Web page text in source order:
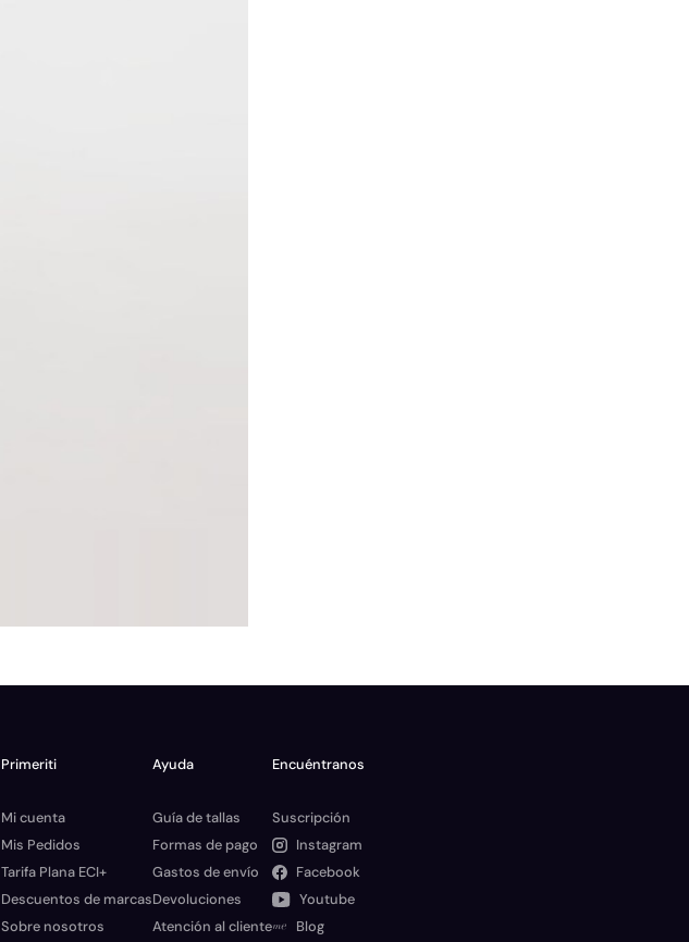
Primeriti
Mi cuenta
Mis Pedidos
Tarifa Plana ECI+
Descuentos de marcas
Sobre nosotros
Ayuda
Guía de tallas
Formas de pago
Gastos de envío
Devoluciones
Atención al cliente
Encuéntranos
Suscripción
Instagram
Facebook
Youtube
Blog